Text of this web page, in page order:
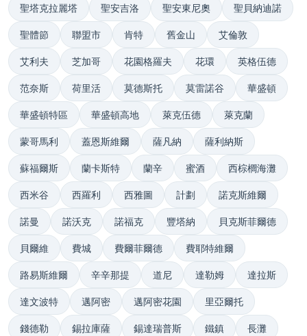
聖塔克拉麗塔 聖安吉洛 聖安東尼奧 聖貝納迪諾
聖體節 聯盟市 肯特 舊金山 艾倫敦
艾利夫 芝加哥 花園格羅夫 花環 英格伍德
范奈斯 荷里活 莫德斯托 莫雷諾谷 華盛頓
華盛頓特區 華盛頓高地 萊克伍德 萊克蘭
蒙哥馬利 蓋恩斯維爾 薩凡納 薩利納斯
蘇福爾斯 蘭卡斯特 蘭辛 蜜酒 西棕櫚海灘
西米谷 西羅利 西雅圖 計劃 諾克斯維爾
諾曼 諾沃克 諾福克 豐塔納 貝克斯菲爾德
貝爾維 費城 費爾菲爾德 費耶特維爾
路易斯維爾 辛辛那提 道尼 達勒姆 達拉斯
達文波特 邁阿密 邁阿密花園 里亞爾托
錢德勒 錫拉庫薩 錫達瑞普斯 鐵鎮 長灘